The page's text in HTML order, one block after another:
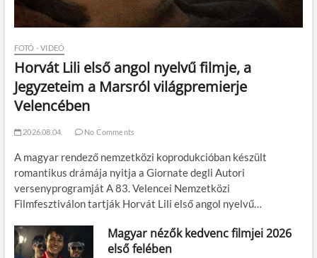
FOTÓ - VIDEÓ
Horvát Lili első angol nyelvű filmje, a
Jegyzeteim a Marsról világpremierje
Velencében
2026.08.04. No Comments
A magyar rendező nemzetközi koprodukcióban készült
romantikus drámája nyitja a Giornate degli Autori
versenyprogramját A 83. Velencei Nemzetközi
Filmfesztiválon tartják Horvát Lili első angol nyelvű…
Magyar nézők kedvenc filmjei 2026
első felében